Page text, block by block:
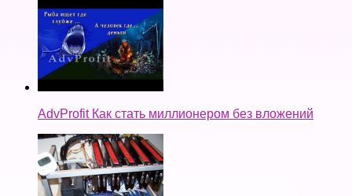
AdvProfit Как стать миллионером без вложений